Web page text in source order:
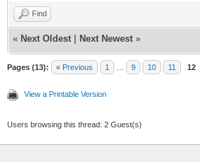
Find
« Next Oldest Next Newest »
Pages (13): « Previous 1 9 10 11 12
View a Printable Version
Users browsing this thread: 2 Guest(s)